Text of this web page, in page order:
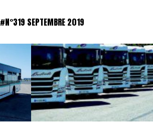
#N°319 SEPTEMBRE 2019